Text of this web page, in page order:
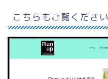
こちらもご覧ください